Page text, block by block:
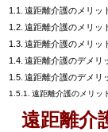
遠距離介護のメリ
遠距離介護のメリッ
遠距離介護のメリッ
遠距離介護のデメ
遠距離介護のデメ
遠距離介護のメリッ
遠距離介